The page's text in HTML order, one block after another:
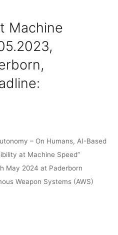
Machine
– On Humans, AI-Based
at Machine Speed”
May 2024 at Paderborn
Weapon Systems (AWS)